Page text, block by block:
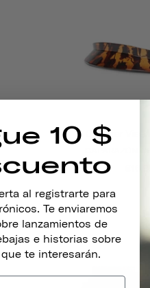
Chapter
10 $
al registrarte para
Te enviaremos
lanzamientos de
e historias sobre
te interesarán.